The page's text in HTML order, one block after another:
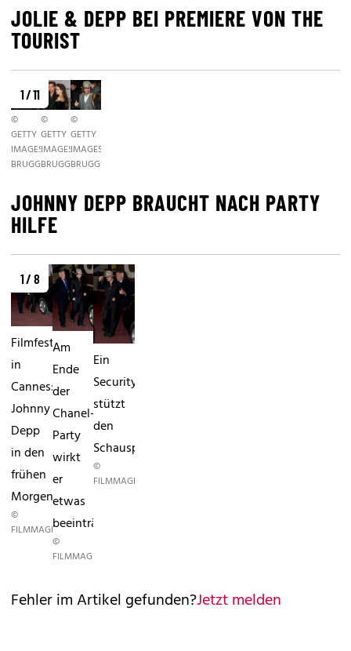
JOLIE & DEPP BEI PREMIERE VON THE
TOURIST
1 / 11
©
GETTY
IMAGES/WIREIMAGE.COM/ANITA
BRUGGE
©
GETTY
IMAGES/WIREIMAGE.COM/ANITA
BRUGGE
©
GETTY
IMAGES/WIREIMAGE.COM/ANITA
BRUGGE
JOHNNY DEPP BRAUCHT NACH PARTY
HILFE
1 / 8
Filmfestspiele
in
Cannes:
Johnny
Depp
in den
frühen
Morgenstunden.
©
FILMMAGIC.COM/GETTY
Am
Ende
der
Chanel-
Party
wirkt
er
etwas
beeinträchtigt.
©
FILMMAGIC.COM/GETTY
Ein
Security
stützt
den
Schauspieler.
©
FILMMAGIC.COM/GETTY
Fehler im Artikel gefunden?Jetzt melden